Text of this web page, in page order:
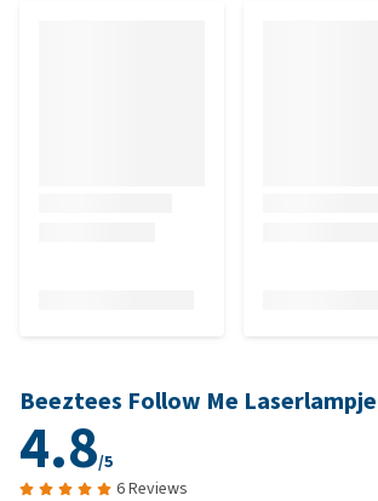
Beeztees Follow Me
4.8/5
6 Reviews